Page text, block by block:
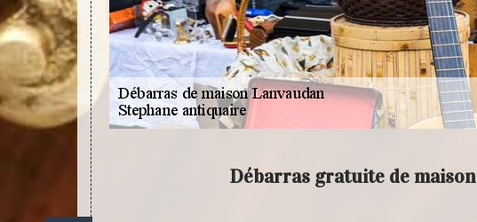
Débarras gratuite de maison